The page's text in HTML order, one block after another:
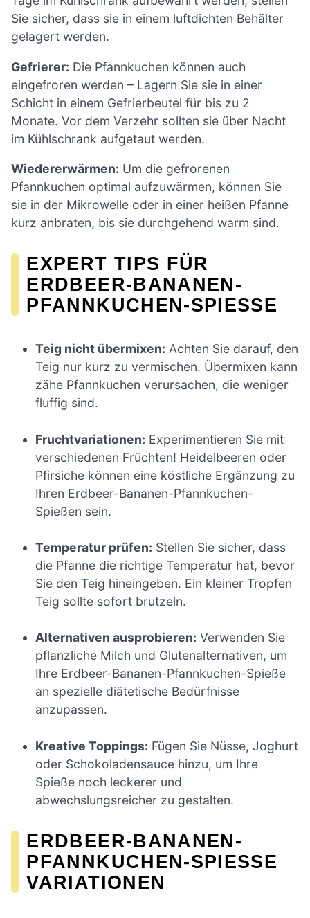
Sie sicher, dass sie in einem luftdichten Behälter
gelagert werden.
Gefrierer: Die Pfannkuchen können auch
eingefroren werden – Lagern Sie sie in einer
Schicht in einem Gefrierbeutel für bis zu 2
Monate. Vor dem Verzehr sollten sie über Nacht
im Kühlschrank aufgetaut werden.
Wiedererwärmen: Um die gefrorenen
Pfannkuchen optimal aufzuwärmen, können Sie
sie in der Mikrowelle oder in einer heißen Pfanne
kurz anbraten, bis sie durchgehend warm sind.
EXPERT TIPS FÜR
ERDBEER-BANANEN-
PFANNKUCHEN-SPIESSE
Teig nicht übermixen: Achten Sie darauf, den
Teig nur kurz zu vermischen. Übermixen kann
zähe Pfannkuchen verursachen, die weniger
fluffig sind.
Fruchtvariationen: Experimentieren Sie mit
verschiedenen Früchten! Heidelbeeren oder
Pfirsiche können eine köstliche Ergänzung zu
Ihren Erdbeer-Bananen-Pfannkuchen-
Spießen sein.
Temperatur prüfen: Stellen Sie sicher, dass
die Pfanne die richtige Temperatur hat, bevor
Sie den Teig hineingeben. Ein kleiner Tropfen
Teig sollte sofort brutzeln.
Alternativen ausprobieren: Verwenden Sie
pflanzliche Milch und Glutenalternativen, um
Ihre Erdbeer-Bananen-Pfannkuchen-Spieße
an spezielle diätetische Bedürfnisse
anzupassen.
Kreative Toppings: Fügen Sie Nüsse, Joghurt
oder Schokoladensauce hinzu, um Ihre
Spieße noch leckerer und
abwechslungsreicher zu gestalten.
ERDBEER-BANANEN-
PFANNKUCHEN-SPIESSE V
ARIATIONEN